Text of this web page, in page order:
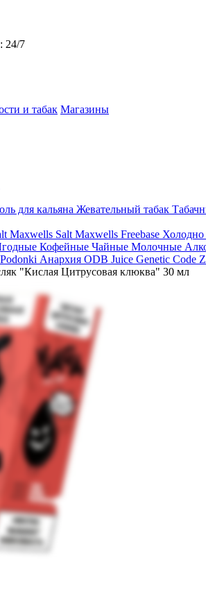
24/7
и табак Магазины
для кальяна Жевательный табак
Maxwells Salt Maxwells Freebase Холодно
Кофейные Чайные Молочные
Podonki Анархия ODB Juice Genetic Code
"Кислая Цитрусовая клюква" 30 мл